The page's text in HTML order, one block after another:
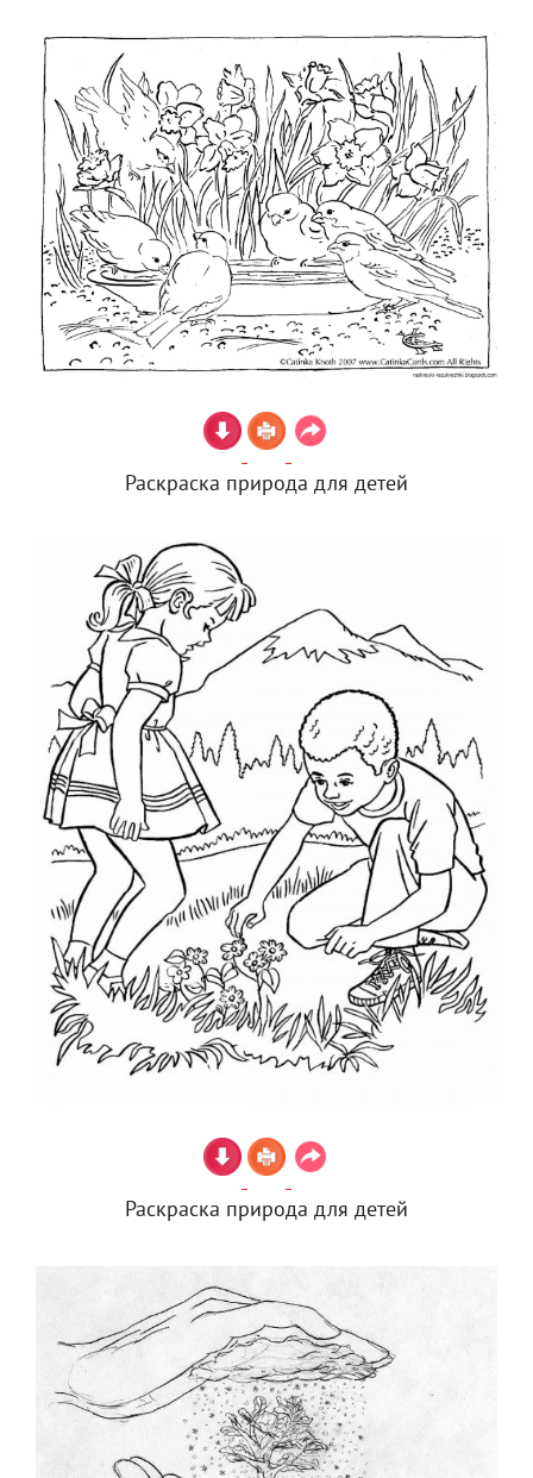
Раскраска природа для детей
Раскраска природа для детей